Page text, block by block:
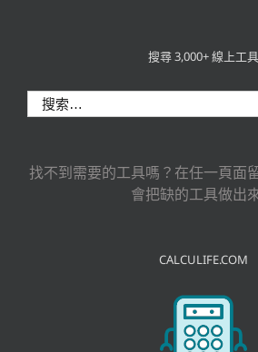
搜尋 3,000+ 線上工具
索
果：
找不到需要的工具嗎？在任一頁面
會把缺的工具做出
CALCULIFE.COM